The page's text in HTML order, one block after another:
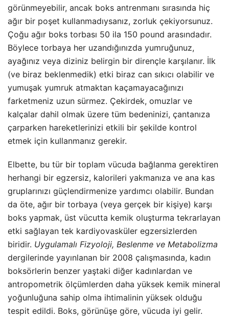
görünmeyebilir, ancak boks antrenmanı sırasında hiç
ağır bir poşet kullanmadıysanız, zorluk çekiyorsunuz.
Çoğu ağır boks torbası 50 ila 150 pound arasındadır.
Böylece torbaya her uzandığınızda yumruğunuz,
ayağınız veya diziniz belirgin bir dirençle karşılanır. İlk
(ve biraz beklenmedik) etki biraz can sıkıcı olabilir ve
yumuşak yumruk atmaktan kaçamayacağınızı
farketmeniz uzun sürmez. Çekirdek, omuzlar ve
kalçalar dahil olmak üzere tüm bedeninizi, çantanıza
çarparken hareketlerinizi etkili bir şekilde kontrol
etmek için kullanmanız gerekir.
Elbette, bu tür bir toplam vücuda bağlanma gerektiren
herhangi bir egzersiz, kalorileri yakmanıza ve ana kas
gruplarınızı güçlendirmenize yardımcı olabilir. Bundan
da öte, ağır bir torbaya (veya gerçek bir kişiye) karşı
boks yapmak, üst vücutta kemik oluşturma tekrarlayan
etki sağlayan tek kardiyovasküler egzersizlerden
biridir. Uygulamalı Fizyoloji, Beslenme ve Metabolizma
dergilerinde yayınlanan bir 2008 çalışmasında, kadın
boksörlerin benzer yaştaki diğer kadınlardan ve
antropometrik ölçümlerden daha yüksek kemik mineral
yoğunluğuna sahip olma ihtimalinin yüksek olduğu
tespit edildi. Boks, görünüşe göre, vücuda iyi gelir.